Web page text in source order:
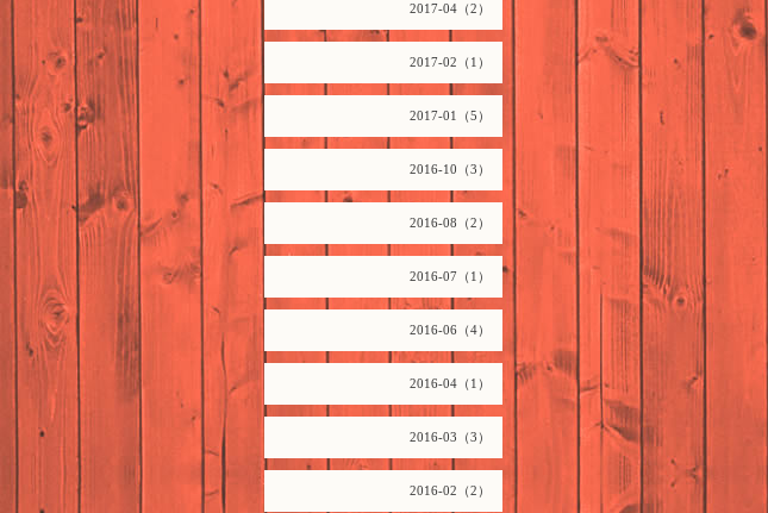
2017-04（2）
2017-02（1）
2017-01（5）
2016-10（3）
2016-08（2）
2016-07（1）
2016-06（4）
2016-04（1）
2016-03（3）
2016-02（2）